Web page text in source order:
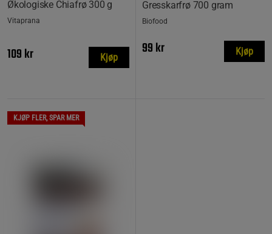
Økologiske Chiafrø 300 g
Vitaprana
109 kr Kjøp
Gresskarfrø 700 gram
Biofood
99 kr Kjøp
KJØP FLER, SPAR MER